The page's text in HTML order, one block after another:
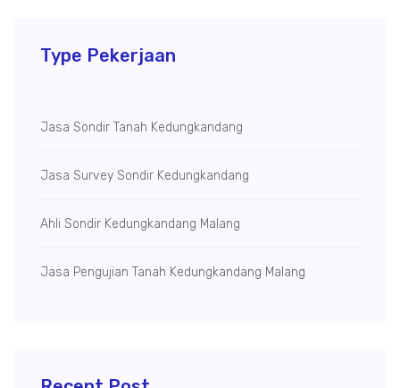
Type Pekerjaan
Jasa Sondir Tanah Kedungkandang
Jasa Survey Sondir Kedungkandang
Ahli Sondir Kedungkandang Malang
Jasa Pengujian Tanah Kedungkandang Malang